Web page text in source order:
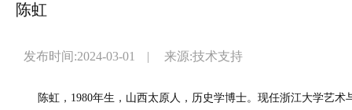
陈虹
发布时间:2024-03-01 | 来源:技术支持
陈虹，1980年生，山西太原人，历史学博士。现任浙江大学艺